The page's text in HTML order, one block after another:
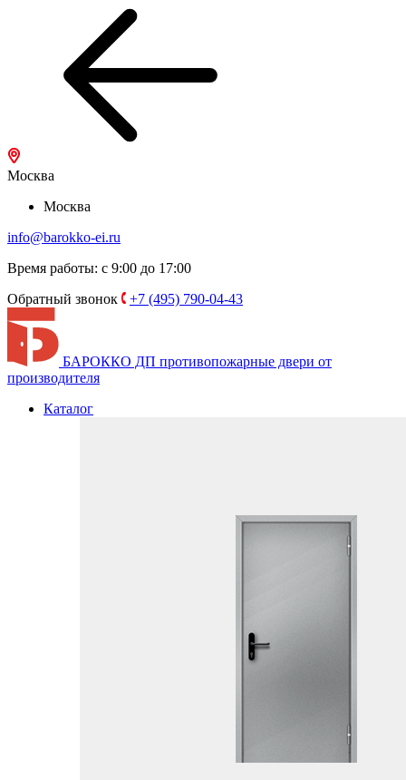
Москва
Москва
info@barokko-ei.ru
Время работы: с 9:00 до 17:00
Обратный звонок
+7 (495) 790-04-43
БАРОККО ДП противопожарные двери от
производителя
Каталог